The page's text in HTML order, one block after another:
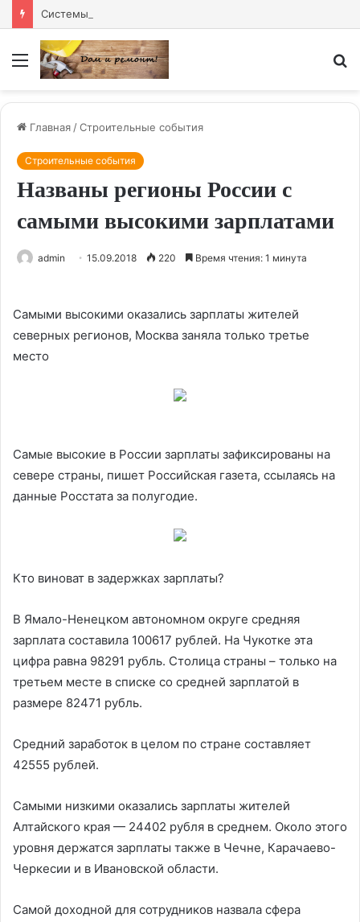
Меню
Главная/Строительные события
Строительные события
Названы регионы России с
самыми высокими зарплатами
admin 15.09.2018 220 Время чтения: 1 минута
Самыми высокими оказались зарплаты жителей
северных регионов, Москва заняла только третье
место
Самые высокие в России зарплаты зафиксированы на
севере страны, пишет Российская газета, ссылаясь на
данные Росстата за полугодие.
Кто виноват в задержках зарплаты?
В Ямало-Ненецком автономном округе средняя
зарплата составила 100617 рублей. На Чукотке эта
цифра равна 98291 рубль. Столица страны – только на
третьем месте в списке со средней зарплатой в
размере 82471 рубль.
Средний заработок в целом по стране составляет
42555 рублей.
Самыми низкими оказались зарплаты жителей
Алтайского края — 24402 рубля в среднем. Около этого
уровня держатся зарплаты также в Чечне, Карачаево-
Черкесии и в Ивановской области.
Самой доходной для сотрудников назвала сфера